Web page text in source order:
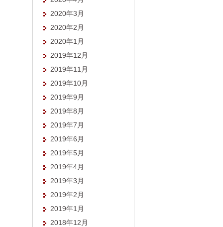
2020年3月
2020年2月
2020年1月
2019年12月
2019年11月
2019年10月
2019年9月
2019年8月
2019年7月
2019年6月
2019年5月
2019年4月
2019年3月
2019年2月
2019年1月
2018年12月